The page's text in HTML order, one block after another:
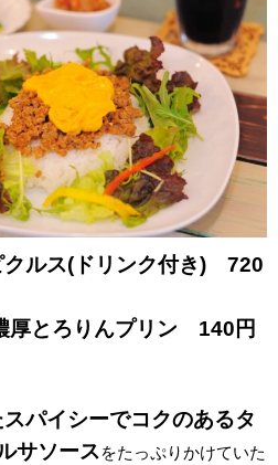
クルス(ドリンク付き) 720
厚とろりんプリン 140円
パイシーでコクのあるタ
サソースをたっぷりかけていた